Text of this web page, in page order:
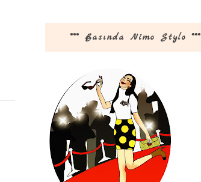
*** Basında Nimo Stylo ***